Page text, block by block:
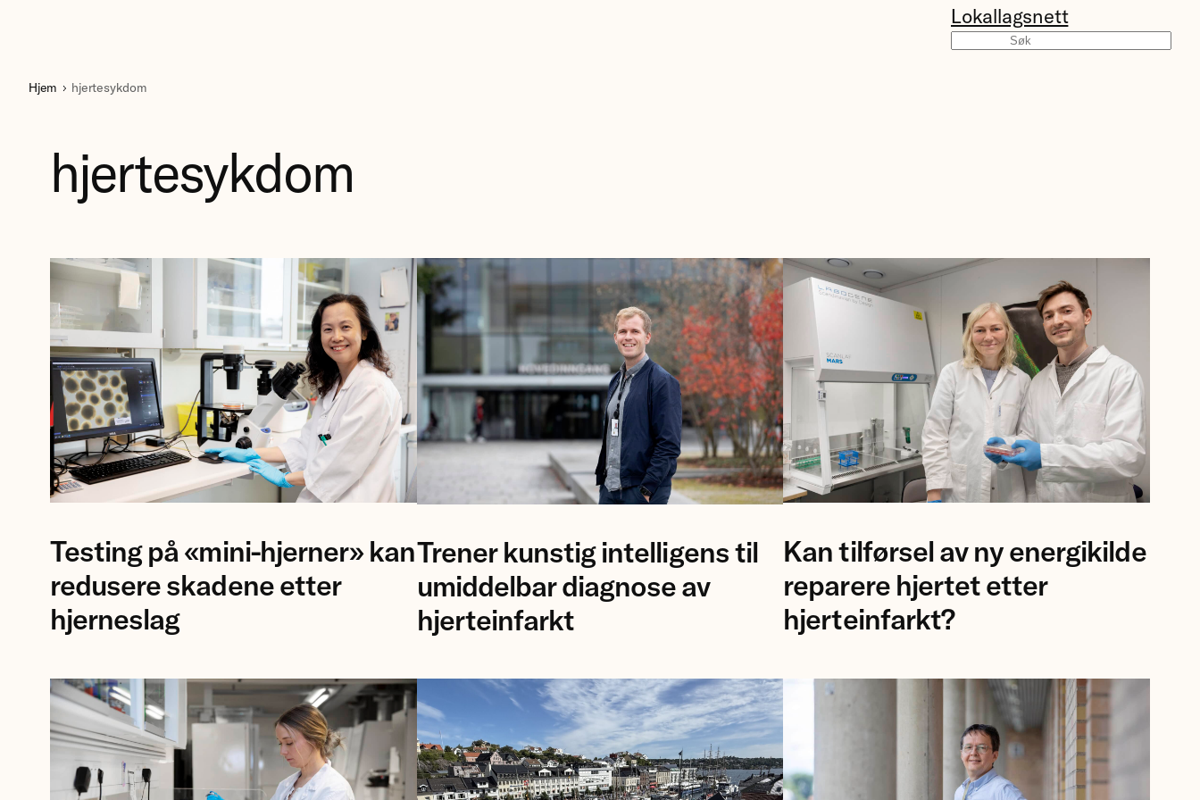
Lokallagsnett
Hjem hjertesykdom
hjertesykdom
Jing
Ye
ved
NTNU.
Testing på «mini-hjerner» kan
redusere skadene etter
hjerneslag
Bjørn-
Jostein
Singstad
ved
Trener kunstig intelligens til
umiddelbar diagnose av
hjerteinfarkt
Åsa
Birgisdottir
og
forsker
Calvoli,
Universitetet
Tromsø.
Kan tilførsel av ny energikilde
reparere hjertet etter
hjerteinfarkt?